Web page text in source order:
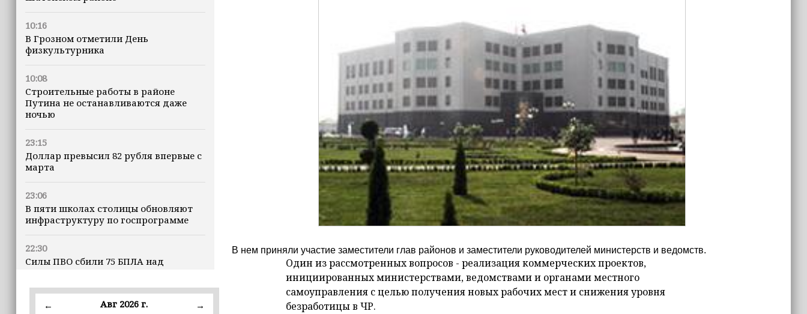
10:16
В Грозном отметили День
физкультурника
10:08
Строительные работы в районе
Путина не останавливаются даже
ночью
23:15
Доллар превысил 82 рубля впервые с
марта
23:06
В пяти школах столицы обновляют
инфраструктуру по госпрограмме
22:30
Силы ПВО сбили 75 БПЛА над
← Авг 2026 г.
→
В нем приняли участие заместители глав районов и заместители руководителей министерств и ведомств.
Один из рассмотренных вопросов - реализация коммерческих проектов,
инициированных министерствами, ведомствами и органами местного
самоуправления с целью получения новых рабочих мест и снижения уровня
безработицы в ЧР.